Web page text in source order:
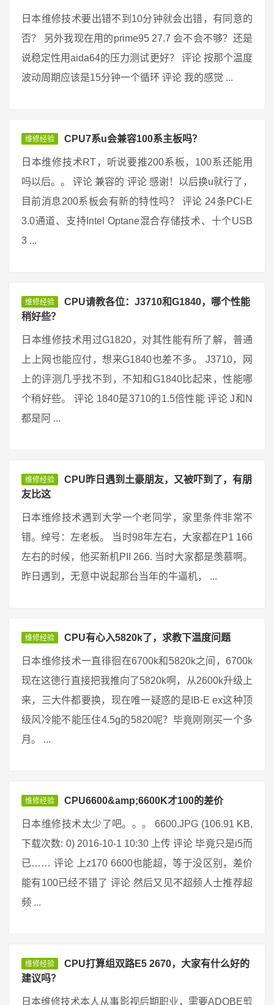
日本维修技术要出错不到10分钟就会出错，有同意的
否？ 另外我现在用的prime95 27.7 会不会不够？还是
说稳定性用aida64的压力测试更好？ 评论 按那个温度
波动周期应该是15分钟一个循环 评论 我的感觉 ...
维修经验 CPU7系u会兼容100系主板吗？
日本维修技术RT，听说要推200系板，100系还能用
吗以后。。 评论 兼容的 评论 感谢！以后换u就行了，
目前消息200系板会有新的特性吗？ 评论 24条PCI-E
3.0通道、支持Intel Optane混合存储技术、十个USB
3 ...
维修经验
CPU请教各位：J3710和G1840，哪个性能
稍好些？
日本维修技术用过G1820，对其性能有所了解，普通
上上网也能应付，想来G1840也差不多。 J3710，网
上的评测几乎找不到，不知和G1840比起来，性能哪
个稍好些。 评论 1840是3710的1.5倍性能 评论 J和N
都是阿 ...
维修经验
CPU昨日遇到土豪朋友，又被吓到了，有朋
友比这
日本维修技术遇到大学一个老同学，家里条件非常不
错。绰号：左老板。 当时98年左右，大家都在P1 166
左右的时候，他买新机PII 266. 当时大家都是羡慕啊。
昨日遇到，无意中说起那台当年的牛逼机， ...
维修经验 CPU有心入5820k了，求教下温度问题
日本维修技术一直徘徊在6700k和5820k之间，6700k
现在这德行直接把我推向了5820k啊，从2600k升级上
来，三大件都要换，现在唯一疑惑的是IB-E ex这种顶
级风冷能不能压住4.5g的5820呢？毕竟刚刚买一个多
月。 ...
维修经验 CPU6600&amp;6600K才100的差价
日本维修技术太少了吧。。。 6600.JPG (106.91 KB,
下载次数: 0) 2016-10-1 10:30 上传 评论 毕竟只是i5而
已…… 评论 上z170 6600也能超，等于没区别，差价
能有100已经不错了 评论 然后又见不超频人士推荐超
频 ...
维修经验
CPU打算组双路E5 2670，大家有什么好的
建议吗？
日本维修技术本人从事影视后期职业，需要ADOBE剪